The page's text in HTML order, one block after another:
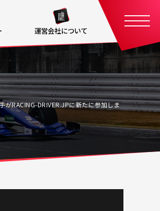
運営会社について
がRACING-DRIVER.JPに新たに参加しま